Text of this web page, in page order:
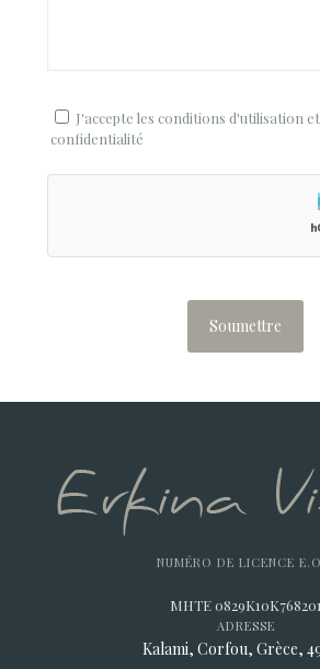
J'accepte les conditions d'utilisation
confidentialité
NUMÉRO DE LICENCE
MHTE 0829K10K768201
ADRESSE
Kalami, Corfou, Grèce,